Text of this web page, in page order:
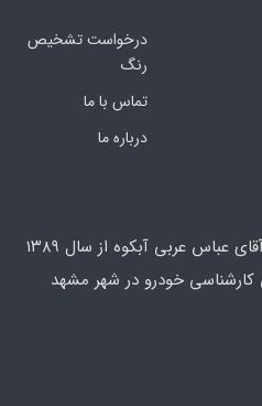
درخواست تشخیص
رنگ
تماس با ما
درباره ما
با مدیریت آقای عباس عربی آبکوه از سال ۱۳۸۹
خودرو در شهر مشهد